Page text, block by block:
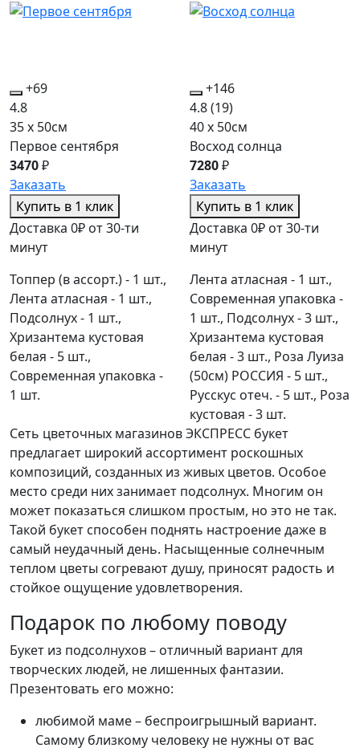
+69
4.8
35 x 50см
Первое сентября
3470₽
Заказать
Купить в 1 клик
Доставка 0₽ от 30-ти
минут
Топпер (в ассорт.) - 1 шт.,
Лента атласная - 1 шт.,
Подсолнух - 1 шт.,
Хризантема кустовая
белая - 5 шт.,
Современная упаковка -
1 шт.
+146
4.8(19)
40 x 50см
Восход солнца
7280₽
Заказать
Купить в 1 клик
Доставка 0₽ от 30-ти
минут
Лента атласная - 1 шт.,
Современная упаковка -
1 шт., Подсолнух - 3 шт.,
Хризантема кустовая
белая - 3 шт., Роза Луиза
(50см) РОССИЯ - 5 шт.,
Русскус отеч. - 5 шт., Роза
кустовая - 3 шт.
Сеть цветочных магазинов ЭКСПРЕСС букет
предлагает широкий ассортимент роскошных
композиций, созданных из живых цветов. Особое
место среди них занимает подсолнух. Многим он
может показаться слишком простым, но это не так.
Такой букет способен поднять настроение даже в
самый неудачный день. Насыщенные солнечным
теплом цветы согревают душу, приносят радость и
стойкое ощущение удовлетворения.
Подарок по любому поводу
Букет из подсолнухов – отличный вариант для
творческих людей, не лишенных фантазии.
Презентовать его можно:
любимой маме – беспроигрышный вариант.
Самому близкому человеку не нужны от вас